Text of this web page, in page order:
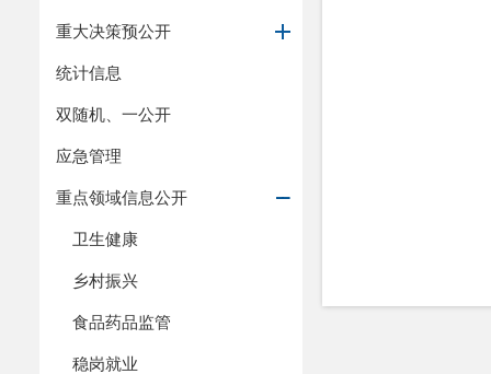
重大决策预公开
统计信息
双随机、一公开
应急管理
重点领域信息公开
卫生健康
乡村振兴
食品药品监管
稳岗就业